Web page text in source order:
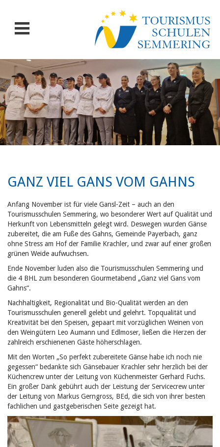
GANZ VIEL GANS VOM GAHNS
Anfang November ist für viele Gansl-Zeit – auch an den
Tourismusschulen Semmering, wo besonderer Wert auf Qualität und
Herkunft von Lebensmitteln gelegt wird. Deswegen wurden Gänse
zubereitet, die am Fuße des Gahns, Gemeinde Payerbach, ganz
ohne Stress am Hof der Familie Krachler, und zwar auf einer großen
grünen Weide aufwuchsen.
Ende November luden also die Tourismusschulen Semmering und
die 4 BHL zum besonderen Gourmetabend „Ganz viel Gans vom
Gahns“.
Nachhaltigkeit, Regionalität und Bio-Qualität werden an den
Tourismusschulen generell gelebt und gelehrt. Topqualität und
Kreativität bei den Speisen, gepaart mit vorzüglichen Weinen von
den Weingütern Leo Aumann und Edlmoser, ließen die Herzen der
zahlreich erschienenen Gäste höherschlagen.
Mit den Worten „So perfekt zubereitete Gänse habe ich noch nie
gegessen“ bedankte sich Gänsebauer Krachler sehr herzlich bei der
Küchencrew unter der Leitung von Küchenmeister Gerhard Fuchs.
Ein großer Dank gebührt auch der Leistung der Servicecrew unter
der Leitung von Markus Gerngross, BEd, die sich von ihrer besten
fachlichen und gastgeberischen Seite gezeigt hat.